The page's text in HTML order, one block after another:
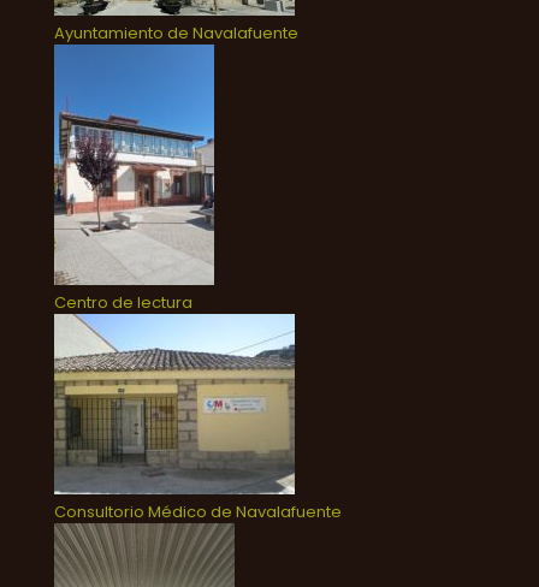
Ayuntamiento de Navalafuente
Centro de lectura
Consultorio Médico de Navalafuente